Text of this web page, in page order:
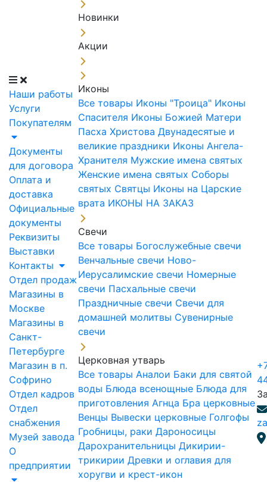
Наши работы
Услуги
Покупателям
Документы
для договора
Оплата и
доставка
Официальные
документы
Реквизиты
Выставки
Контакты
Отдел продаж
Магазины в
Москве
Магазины в
Санкт-
Петербурге
Магазин в п.
Софрино
Отдел кадров
Отдел
снабжения
Музей завода
О
предприятии
Новинки
Акции
Иконы
Все товары Иконы "Троица" Иконы
Спасителя Иконы Божией Матери
Пасха Христова Двунадесятые и
великие праздники Иконы Ангела-
Хранителя Мужские имена святых
Женские имена святых Соборы
святых Святцы Иконы на Царские
врата ИКОНЫ НА ЗАКАЗ
Свечи
Все товары Богослужебные свечи
Венчальные свечи Ново-
Иерусалимские свечи Номерные
свечи Пасхальные свечи
Праздничные свечи Свечи для
домашней молитвы Сувенирные
свечи
Церковная утварь
Все товары Аналои Баки для святой
воды Блюда всенощные Блюда для
приготовления Агнца Бра церковные
Венцы Вывески церковные Голгофы
Гробницы, раки Дароносицы
Дарохранительницы Дикирии-
трикирии Древки и оглавия для
хоругви и крест-икон